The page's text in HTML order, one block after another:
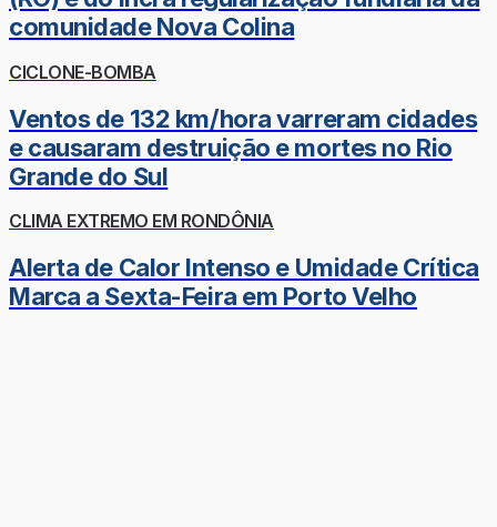
comunidade Nova Colina
CICLONE-BOMBA
Ventos de 132 km/hora varreram cidades
e causaram destruição e mortes no Rio
Grande do Sul
CLIMA EXTREMO EM RONDÔNIA
Alerta de Calor Intenso e Umidade Crítica
Marca a Sexta-Feira em Porto Velho